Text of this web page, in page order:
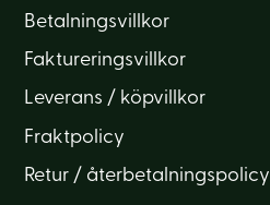
Betalningsvillkor
Faktureringsvillkor
Leverans / köpvillkor
Fraktpolicy
Retur / återbetalningspolicy